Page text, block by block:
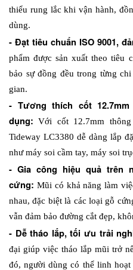
thiểu rung lắc khi vận hành,
dùng.
- Đạt tiêu chuẩn ISO 9001,
phẩm được sản xuất theo tiêu
bảo sự đồng đều trong từng
gian.
- Tương thích cốt
dụng: Với cốt 12.7mm
Tideway LC3380 dễ dàng lắp
như máy soi cầm tay, máy soi
- Gia công hiệu quả trên
cứng: Mũi có khả năng làm
nhau, đặc biệt là các loại gỗ
vẫn đảm bảo đường cắt đẹp,
- Dễ tháo lắp, tối ưu trải
đại giúp việc tháo lắp mũi trở
đó, người dùng có thể linh